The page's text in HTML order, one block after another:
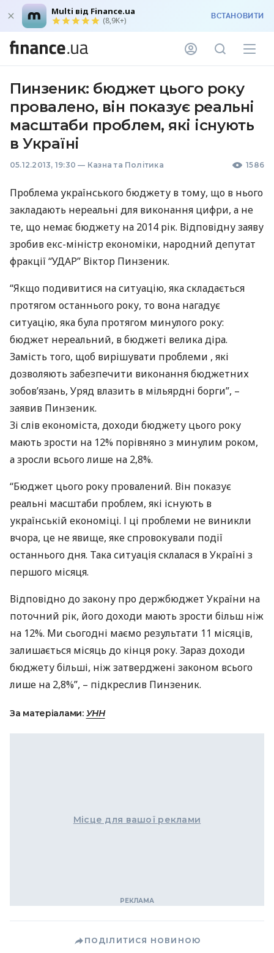
Multi від Finance.ua
(8,9K+) ВСТАНОВИТИ
Пинзеник: бюджет цього року
провалено, він показує реальні
масштаби проблем, які існують
в Україні
05.12.2013, 19:30 — Казна та Політика 1586
Проблема українського бюджету в тому, що в нього
закладають нереальні для виконання цифри, а не
те, що немає бюджету на 2014 рік. Відповідну заяву
зробив екс-міністр економіки, народний депутат
фракції “УДАР” Віктор Пинзеник.
“Якщо подивитися на ситуацію, яка складається
протягом останнього року, то вона нагадує
ситуацію, яка була протягом минулого року:
бюджет нереальний, в бюджеті велика діра.
Замість того, щоб вирішувати проблеми , які
дозволяють забезпечити виконання бюджетних
зобов’язань, Уряд влазить в мільярдні борги”, –
заявив Пинзеник.
Зі слів економіста, доходи бюджету цього року
мають зрости на 12% порівняно з минулим роком,
а зросли всього лише на 2,8%.
“Бюджет цього року провалений. Він показує
реальні масштаби проблем, які існують в
українській економіці. І ці проблеми не виникли
вчора, це не явище, яке спровокували події
останнього дня. Така ситуація склалася в Україні з
першого місяця.
Відповідно до закону про держбюджет України на
поточний рік, його доходи мають зрости більш ніж
на 12%. Ми сьогодні маємо результати 11 місяців,
залишається місяць до кінця року. Зараз доходи
бюджету більші, ніж затверджені законом всього
лише на 2,8%”, – підкреслив Пинзеник.
За матеріалами: УНН
Місце для вашої реклами
ПОДІЛИТИСЯ НОВИНОЮ